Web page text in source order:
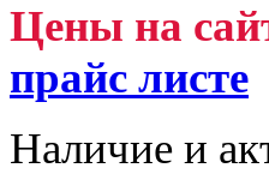
Цены на
прайс листе
Наличие и